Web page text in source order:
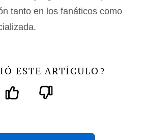
tanto en los fanáticos como
ESTE ARTÍCULO ?